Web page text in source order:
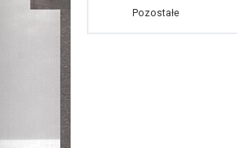
Pozostałe